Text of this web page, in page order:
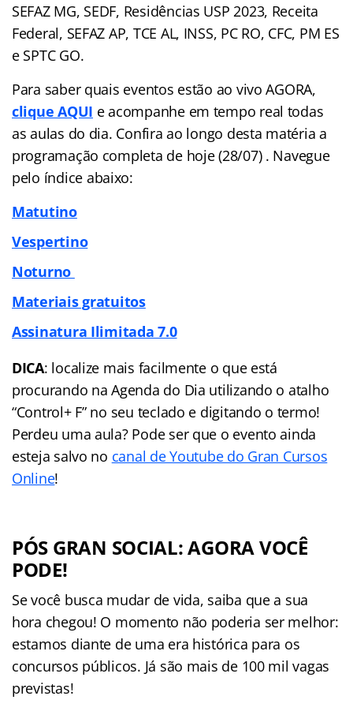
SEFAZ MG, SEDF, Residências USP 2023, Receita
Federal, SEFAZ AP, TCE AL, INSS, PC RO, CFC, PM ES
e SPTC GO.
Para saber quais eventos estão ao vivo AGORA,
clique AQUI e acompanhe em tempo real todas
as aulas do dia. Confira ao longo desta matéria a
programação completa de hoje (28/07) . Navegue
pelo índice abaixo:
Matutino
Vespertino
Noturno
Materiais gratuitos
Assinatura Ilimitada 7.0
DICA: localize mais facilmente o que está
procurando na Agenda do Dia utilizando o atalho
“Control+ F” no seu teclado e digitando o termo!
Perdeu uma aula? Pode ser que o evento ainda
esteja salvo no canal de Youtube do Gran Cursos
Online!
PÓS GRAN SOCIAL: AGORA VOCÊ
PODE!
Se você busca mudar de vida, saiba que a sua
hora chegou! O momento não poderia ser melhor:
estamos diante de uma era histórica para os
concursos públicos. Já são mais de 100 mil vagas
previstas!